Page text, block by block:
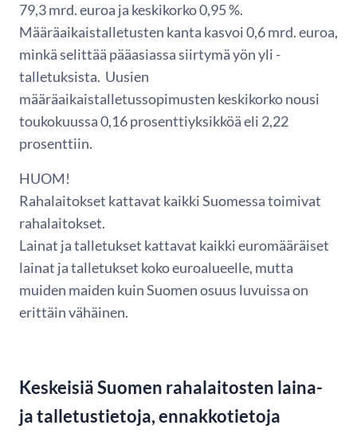
79,3 mrd. euroa ja keskikorko 0,95 %.
Määräaikaistalletusten kanta kasvoi 0,6 mrd. euroa,
minkä selittää pääasiassa siirtymä yön yli -
talletuksista. Uusien
määräaikaistalletussopimusten keskikorko nousi
toukokuussa 0,16 prosenttiyksikköä eli 2,22
prosenttiin.
HUOM!
Rahalaitokset kattavat kaikki Suomessa toimivat
rahalaitokset.
Lainat ja talletukset kattavat kaikki euromääräiset
lainat ja talletukset koko euroalueelle, mutta
muiden maiden kuin Suomen osuus luvuissa on
erittäin vähäinen.
Keskeisiä Suomen rahalaitosten laina-
ja talletustietoja, ennakkotietoja